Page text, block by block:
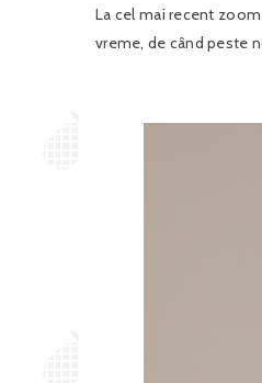
La cel mai recent
vreme, de când peste